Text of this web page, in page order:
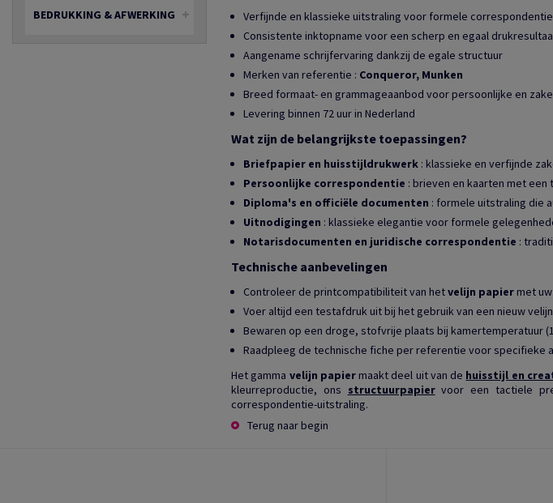
BEDRUKKING & AFWERKING
Verfijnde en klassieke uitstraling voor formele correspondentie
Consistente inktopname voor een scherp en egaal
Aangename schrijfervaring dankzij de egale structuur
Merken van referentie : Conqueror, Munken
Breed formaat- en grammageaanbod voor persoonlijke en
Levering binnen 72 uur in Nederland
Wat zijn de belangrijkste toepassingen?
Briefpapier en huisstijldrukwerk : klassieke en verfijnde
Persoonlijke correspondentie : brieven en kaarten met
Diploma's en officiële documenten : formele uitstraling die
Uitnodigingen : klassieke elegantie voor formele
Notarisdocumenten en juridische correspondentie :
Technische aanbevelingen
Controleer de printcompatibiliteit van hetvelijn papiermet
Voer altijd een testafdruk uit bij het gebruik van een nieuw
Bewaren op een droge, stofvrije plaats bij kamertemperatuur
Raadpleeg de technische fiche per referentie voor specifieke
Het gamma velijn papiermaakt deel uit van de huisstijl en
kleurreproductie, ons structuurpapiervoor een tactiele
correspondentie-uitstraling.
Terug naar begin